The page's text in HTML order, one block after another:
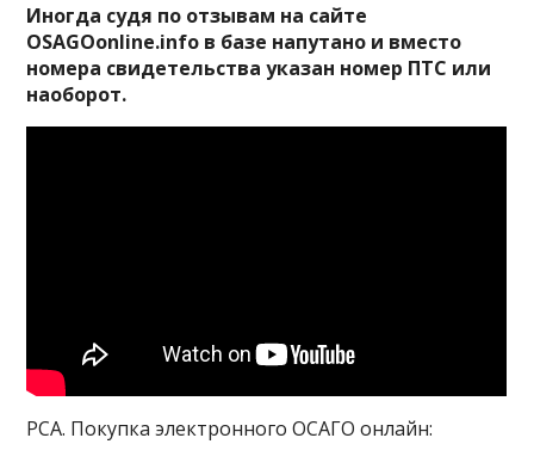
Иногда судя по отзывам на сайте
OSAGOonline.info в базе напутано и вместо
номера свидетельства указан номер ПТС или
наоборот.
РСА. Покупка электронного ОСАГО онлайн: